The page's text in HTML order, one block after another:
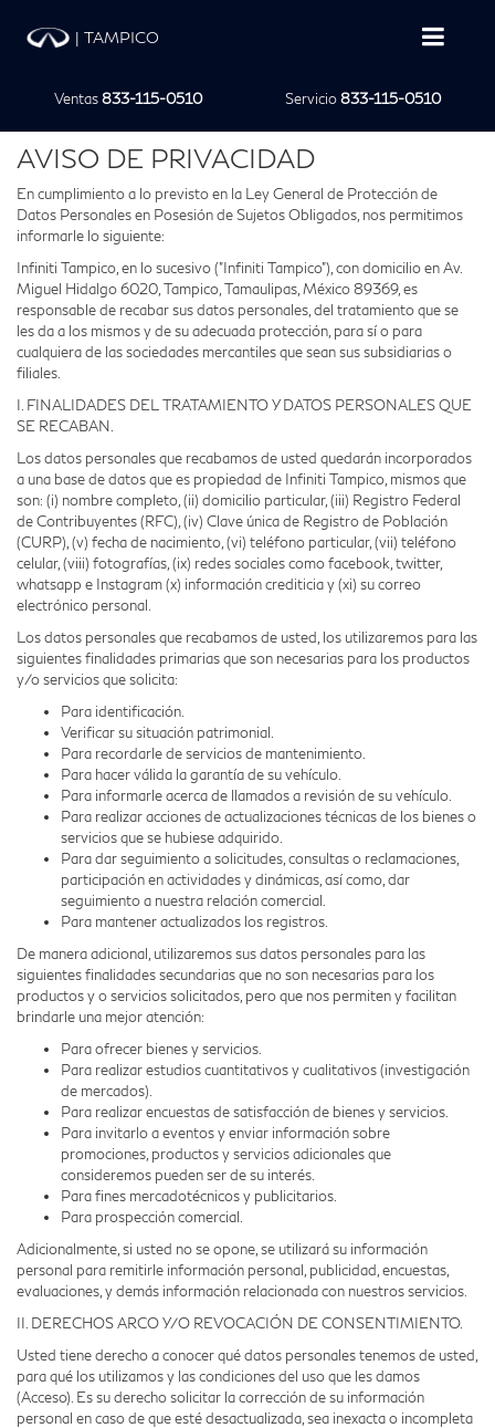
| TAMPICO
Ventas 833-115-0510 Servicio833-115-0510
AVISO DE PRIVACIDAD
En cumplimiento a lo previsto en la Ley General de Protección de
Datos Personales en Posesión de Sujetos Obligados, nos permitimos
informarle lo siguiente:
Infiniti Tampico, en lo sucesivo ("Infiniti Tampico"), con domicilio en Av.
Miguel Hidalgo 6020, Tampico, Tamaulipas, México 89369, es
responsable de recabar sus datos personales, del tratamiento que se
les da a los mismos y de su adecuada protección, para sí o para
cualquiera de las sociedades mercantiles que sean sus subsidiarias o
filiales.
I. FINALIDADES DEL TRATAMIENTO Y DATOS PERSONALES QUE
SE RECABAN.
Los datos personales que recabamos de usted quedarán incorporados
a una base de datos que es propiedad de Infiniti Tampico, mismos que
son: (i) nombre completo, (ii) domicilio particular, (iii) Registro Federal
de Contribuyentes (RFC), (iv) Clave única de Registro de Población
(CURP), (v) fecha de nacimiento, (vi) teléfono particular, (vii) teléfono
celular, (viii) fotografías, (ix) redes sociales como facebook, twitter,
whatsapp e Instagram (x) información crediticia y (xi) su correo
electrónico personal.
Los datos personales que recabamos de usted, los utilizaremos para las
siguientes finalidades primarias que son necesarias para los productos
y/o servicios que solicita:
Para identificación.
Verificar su situación patrimonial.
Para recordarle de servicios de mantenimiento.
Para hacer válida la garantía de su vehículo.
Para informarle acerca de llamados a revisión de su vehículo.
Para realizar acciones de actualizaciones técnicas de los bienes o
servicios que se hubiese adquirido.
Para dar seguimiento a solicitudes, consultas o reclamaciones,
participación en actividades y dinámicas, así como, dar
seguimiento a nuestra relación comercial.
Para mantener actualizados los registros.
De manera adicional, utilizaremos sus datos personales para las
siguientes finalidades secundarias que no son necesarias para los
productos y o servicios solicitados, pero que nos permiten y facilitan
brindarle una mejor atención:
Para ofrecer bienes y servicios.
Para realizar estudios cuantitativos y cualitativos (investigación
de mercados).
Para realizar encuestas de satisfacción de bienes y servicios.
Para invitarlo a eventos y enviar información sobre
promociones, productos y servicios adicionales que
consideremos pueden ser de su interés.
Para fines mercadotécnicos y publicitarios.
Para prospección comercial.
Adicionalmente, si usted no se opone, se utilizará su información
personal para remitirle información personal, publicidad, encuestas,
evaluaciones, y demás información relacionada con nuestros servicios.
II. DERECHOS ARCO Y/O REVOCACIÓN DE CONSENTIMIENTO.
Usted tiene derecho a conocer qué datos personales tenemos de usted,
para qué los utilizamos y las condiciones del uso que les damos
(Acceso). Es su derecho solicitar la corrección de su información
personal en caso de que esté desactualizada, sea inexacta o incompleta